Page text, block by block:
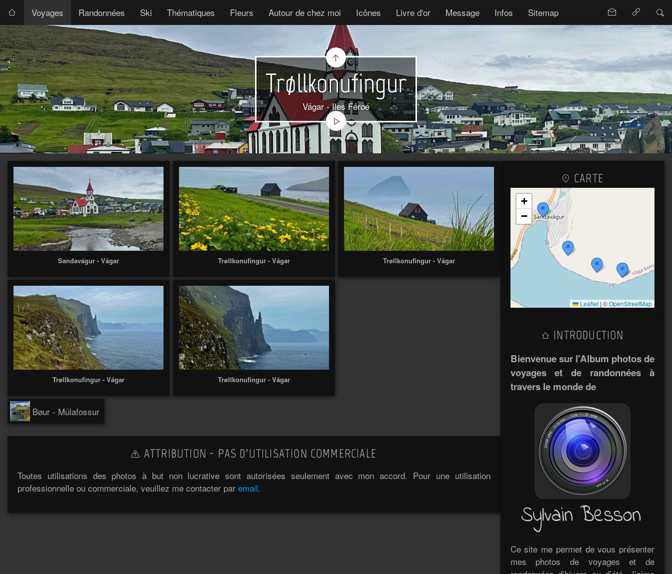
Voyages Randonnées Ski Thématiques Fleurs Autour de chez moi Icônes Livre d'or Message Infos Sitemap
Trøllkonufingur
Vágar - Iles Féroé
Sandavágur - Vágar Trøllkonufingur - Vágar Trøllkonufingur - Vágar
Trøllkonufingur - Vágar Trøllkonufingur - Vágar
Bøur - Múlafossur
ATTRIBUTION - PAS D’UTILISATION COMMERCIALE
Toutes utilisations des photos à but non lucrative sont autorisées seulement avec mon accord. Pour une utilisation
professionnelle ou commerciale, veuillez me contacter par email.
CARTE
+
−
Leaflet | ©OpenStreetMap
INTRODUCTION
Bienvenue sur l'Album photos de
voyages et de randonnées à
travers le monde de
Ce site me permet de vous présenter
mes photos de voyages et de